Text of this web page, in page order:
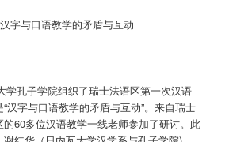
字与口语教学的矛盾与互动
学孔子学院组织了瑞士法语区第一次汉语
汉字与口语教学的矛盾与互动”。来自瑞士
60多位汉语教学一线老师参加了研讨。此